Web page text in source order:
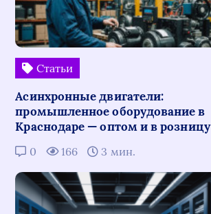
Статьи
Асинхронные двигатели:
промышленное оборудование в
Краснодаре — оптом и в розницу
0 166 3 мин.